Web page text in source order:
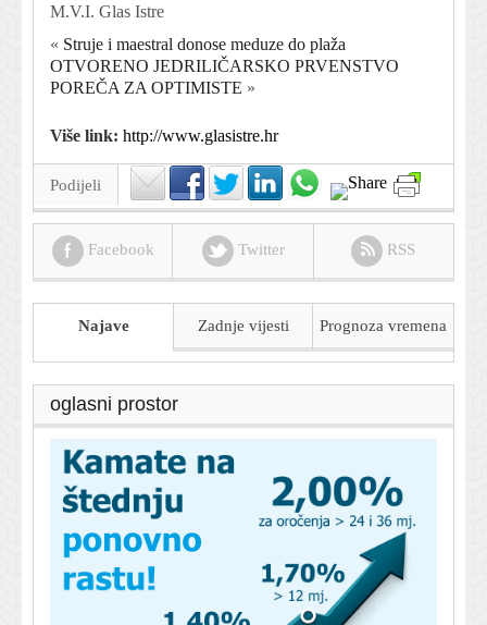
M.V.I. Glas Istre
« Struje i maestral donose meduze do plaža
OTVORENO JEDRILIČARSKO PRVENSTVO
POREČA ZA OPTIMISTE »
Više link: http://www.glasistre.hr
Podijeli
Facebook Twitter RSS
Najave Zadnje vijesti Prognoza vremena
oglasni prostor